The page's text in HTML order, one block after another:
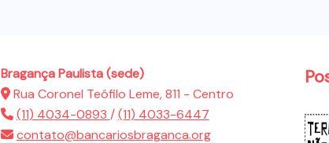
Bragança Paulista (sede)
Rua Coronel Teófilo Leme, 811 - Centro
(11) 4034-0893 /(11) 4033-6447
contato@bancariosbraganca.org